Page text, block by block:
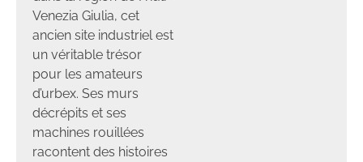
Venezia Giulia, cet
ancien site industriel est
un véritable trésor
pour les amateurs
d’urbex. Ses murs
décrépits et ses
machines rouillées
racontent des histoires